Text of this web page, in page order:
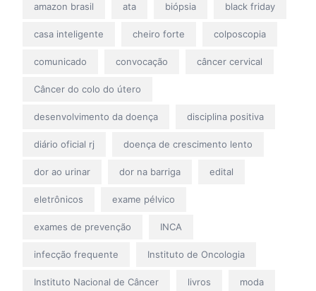
amazon brasil ata biópsia black friday
casa inteligente cheiro forte colposcopia
comunicado convocação câncer cervical
Câncer do colo do útero
desenvolvimento da doença disciplina positiva
diário oficial rj doença de crescimento lento
dor ao urinar dor na barriga edital
eletrônicos exame pélvico
exames de prevenção INCA
infecção frequente Instituto de Oncologia
Instituto Nacional de Câncer livros moda